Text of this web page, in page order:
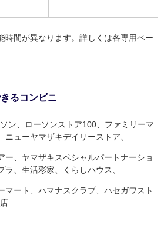
間が異なります。詳しくは各専用ペー
るコンビニ
ン、ローソンストア100、ファミリーマ
ューヤマザキデイリーストア、
、ヤマザキスペシャルパートナーショ
ラ、生活彩家、くらしハウス、
ート、ハマナスクラブ、ハセガワスト